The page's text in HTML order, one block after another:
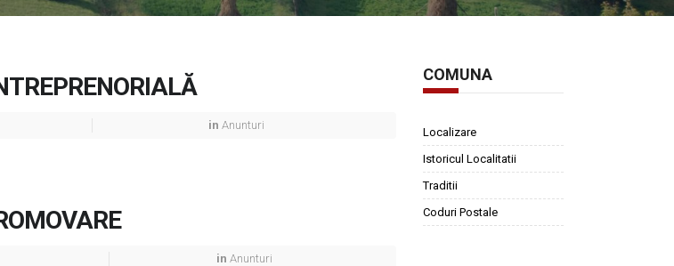
in Anunturi
in Anunturi
COMUNA
Localizare
Istoricul Localitatii
Traditii
Coduri Postale